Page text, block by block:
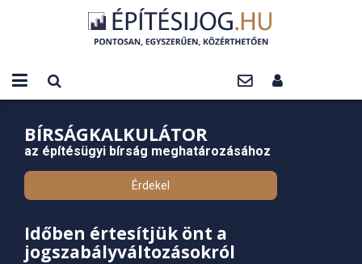
BÍRSÁGKALKULÁTOR
az építésügyi bírság meghatározásához
Érdekel
Időben értesítjük önt a
jogszabályváltozásokról